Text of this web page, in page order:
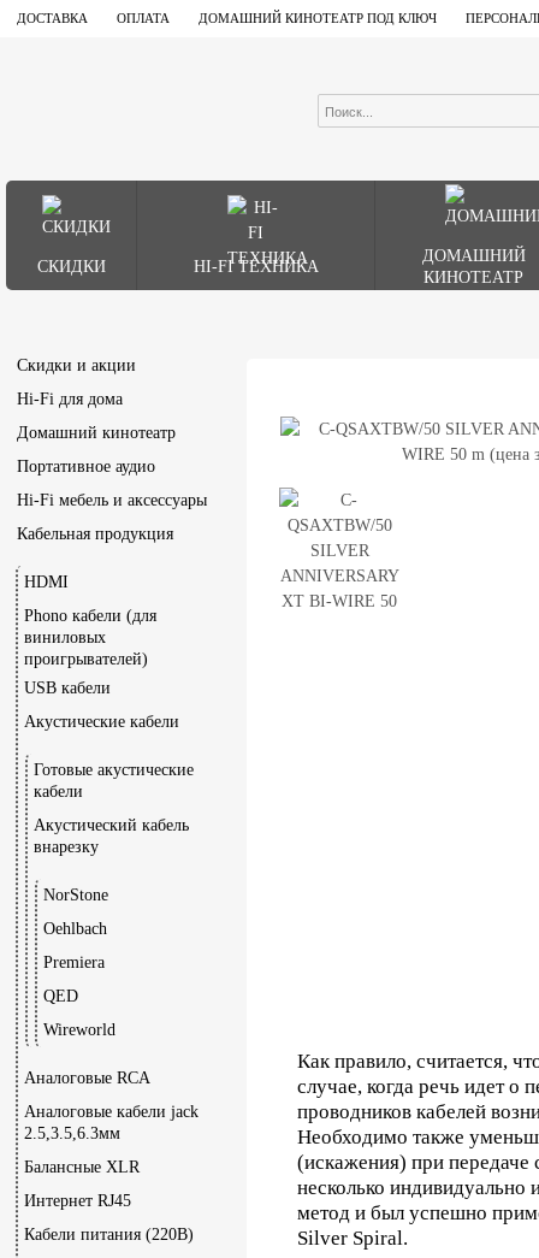
ДОСТАВКА ОПЛАТА ДОМАШНИЙ КИНОТЕАТР ПОД КЛЮЧ
СКИДКИ HI-FI ТЕХНИКА
ДОМАШНИЙ
КИНОТЕАТР
Скидки и акции
Hi-Fi для дома
Домашний кинотеатр
Портативное аудио
Hi-Fi мебель и аксессуары
Кабельная продукция
HDMI
Phono кабели (для
виниловых
проигрывателей)
USB кабели
Акустические кабели
Готовые акустические
кабели
Акустический кабель
внарезку
NorStone
Oehlbach
Premiera
QED
Wireworld
Аналоговые RCA
Аналоговые кабели jack
2.5,3.5,6.3мм
Балансные XLR
Интернет RJ45
Кабели питания (220В)
Как правило, считается,
случае, когда речь идет о
проводников кабелей
Необходимо также
(искажения) при
несколько индивидуально
метод и был успешно
Silver Spiral.